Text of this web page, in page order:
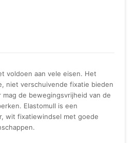
voldoen aan vele eisen. Het
niet verschuivende fixatie bieden
mag de bewegingsvrijheid van de
Elastomull is een
wit fixatiewindsel met goede